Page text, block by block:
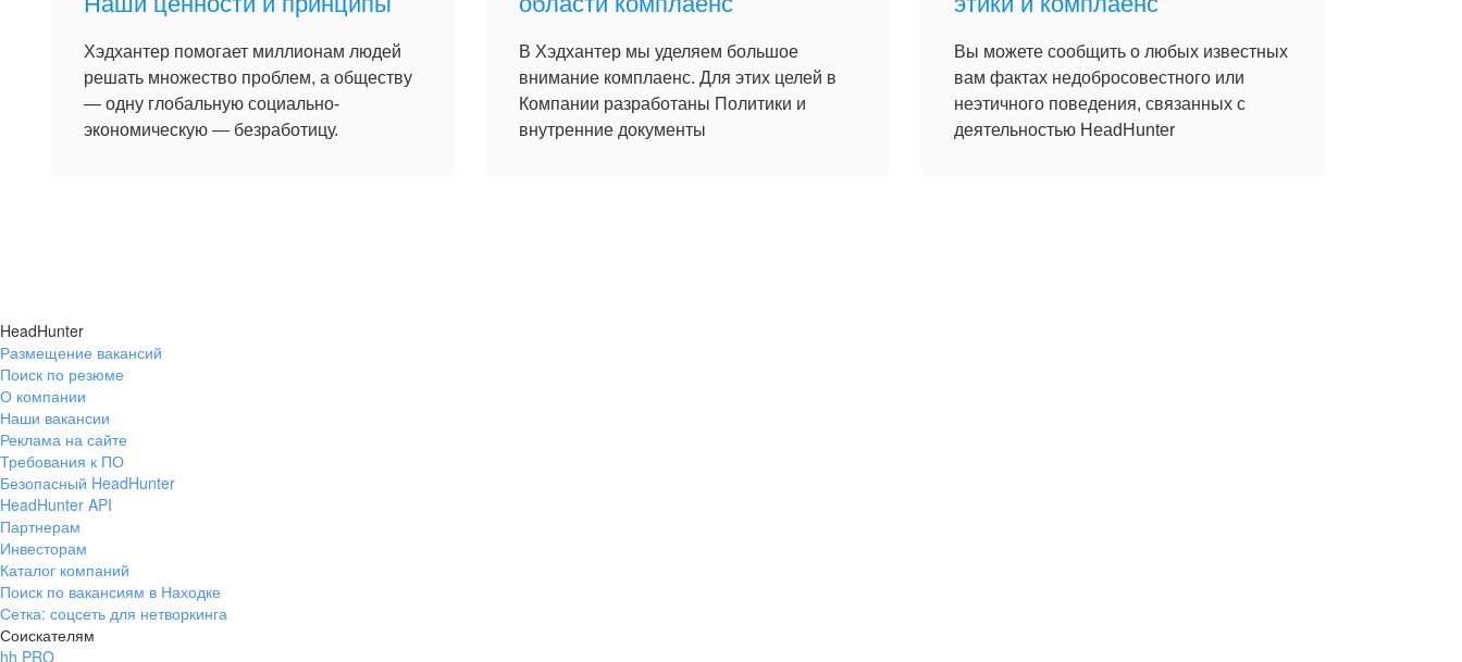
Хэдхантер помогает миллионам людей
решать множество проблем, а обществу
— одну глобальную социально-
экономическую — безработицу.
В Хэдхантер мы уделяем большое
внимание комплаенс. Для этих целей в
Компании разработаны Политики и
внутренние документы
Вы можете сообщить о любых известных
вам фактах недобросовестного или
неэтичного поведения, связанных с
деятельностью HeadHunter
HeadHunter
Размещение вакансий
Поиск по резюме
О компании
Наши вакансии
Реклама на сайте
Требования к ПО
Безопасный HeadHunter
HeadHunter API
Партнерам
Инвесторам
Каталог компаний
Поиск по вакансиям в Находке
Сетка: соцсеть для нетворкинга
Соискателям
hh PRO